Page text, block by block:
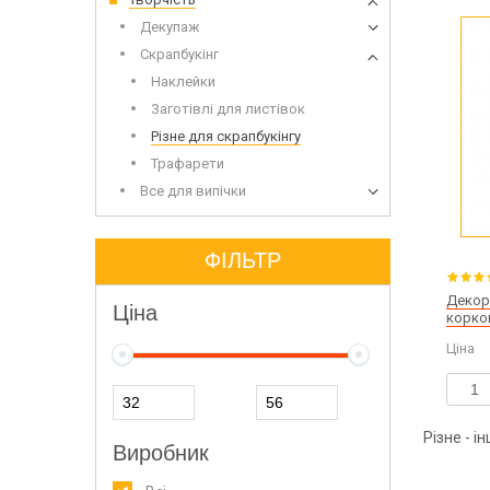
Іграшки для заливки в мило
Луг
Мило
Декупаж
Скрапбукінг
Наклейки
Заготівлі для листівок
Різне для скрапбукінгу
Трафарети
Все для випічки
ФІЛЬТР
Ціна
Виробник
Ціна
Різне -